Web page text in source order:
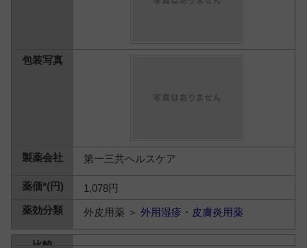
第一三共ヘルスケア
1,078円
外皮用薬 ＞外用湿疹・皮膚炎用薬